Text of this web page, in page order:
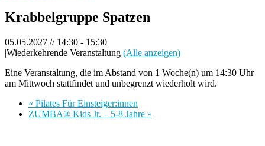
Krabbelgruppe Spatzen
05.05.2027 // 14:30 - 15:30
|Wiederkehrende Veranstaltung (Alle anzeigen)
Eine Veranstaltung, die im Abstand von 1 Woche(n) um 14:30 Uhr
am Mittwoch stattfindet und unbegrenzt wiederholt wird.
« Pilates Für Einsteiger:innen
ZUMBA® Kids Jr. – 5-8 Jahre »